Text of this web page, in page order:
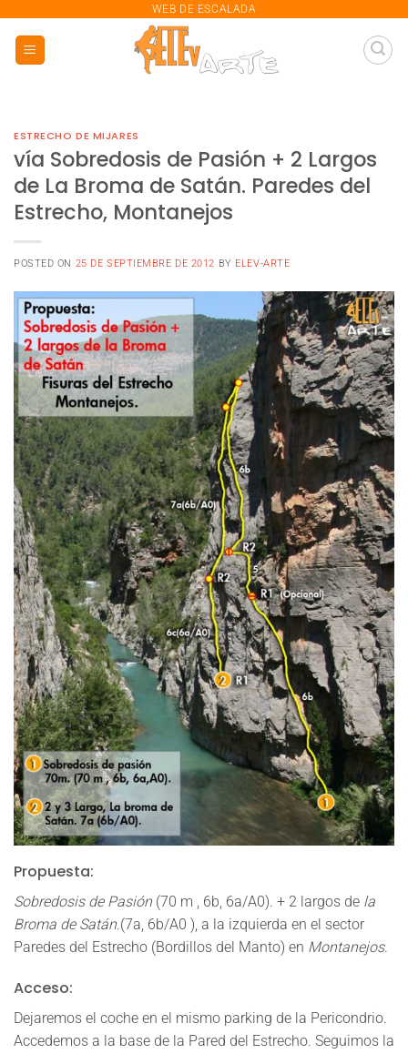
contenido
WEB DE ESCALADA
ESTRECHO DE MIJARES
vía Sobredosis de Pasión + 2 Largos
de La Broma de Satán. Paredes del
Estrecho, Montanejos
POSTED ON 25 DE SEPTIEMBRE DE 2012 BY ELEV-ARTE
Propuesta:
Sobredosis de Pasión (70 m , 6b, 6a/A0). + 2 largos de la
Broma de Satán.(7a, 6b/A0 ) , a la izquierda en el sector
Paredes del Estrecho (Bordillos del Manto) en Montanejos.
Acceso:
Dejaremos el coche en el mismo parking de la Pericondrio.
Accedemos a la base de la Pared del Estrecho. Seguimos la